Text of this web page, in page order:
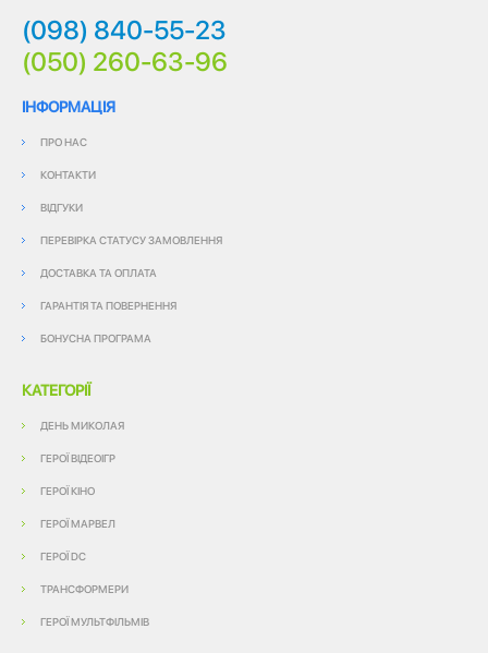
(098) 840-55-23
(050) 260-63-96
ІНФОРМАЦІЯ
ПРО НАС
КОНТАКТИ
ВІДГУКИ
ПЕРЕВІРКА СТАТУСУ ЗАМОВЛЕННЯ
ДОСТАВКА ТА ОПЛАТА
ГАРАНТІЯ ТА ПОВЕРНЕННЯ
БОНУСНА ПРОГРАМА
КАТЕГОРІЇ
ДЕНЬ МИКОЛАЯ
ГЕРОЇ ВІДЕОІГР
ГЕРОЇ КІНО
ГЕРОЇ МАРВЕЛ
ГЕРОЇ DC
ТРАНСФОРМЕРИ
ГЕРОЇ МУЛЬТФІЛЬМІВ